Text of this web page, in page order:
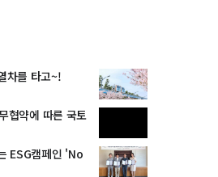
차를 타고~!
협약에 따른 국토
ESG캠페인 'No